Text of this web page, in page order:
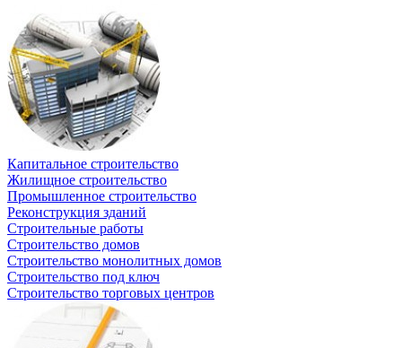
Капитальное строительство
Жилищное строительство
Промышленное строительство
Реконструкция зданий
Строительные работы
Строительство домов
Строительство монолитных домов
Строительство под ключ
Строительство торговых центров